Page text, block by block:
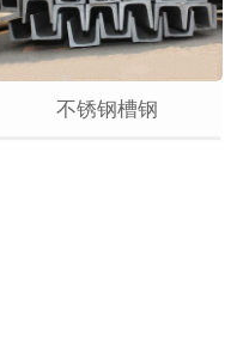
不锈钢槽钢